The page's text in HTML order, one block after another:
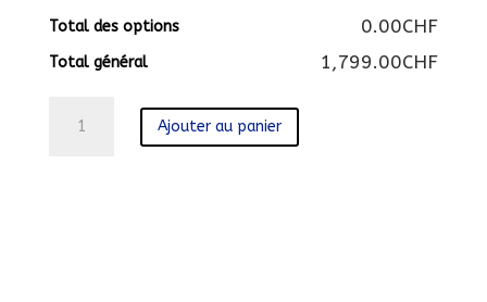
Total des options 0.00CHF
Total général 1,799.00CHF
Ajouter au panier